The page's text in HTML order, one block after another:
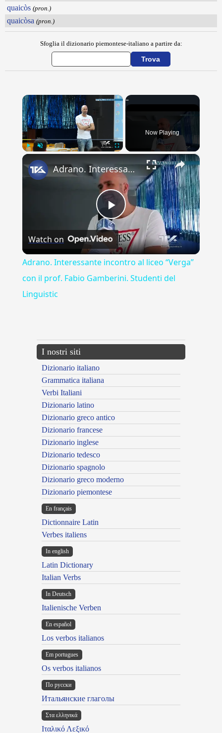
quaicòs (pron.)
quaicòsa (pron.)
Sfoglia il dizionario piemontese-italiano a partire da:
×
Now Playing
×
Play
Video
Adrano. Interessante incontro al liceo “Verga” con il prof. Fabio Gamberini. Studenti del Linguistic
Watch on
Adrano. Interessante incontro al liceo “Verga”
con il prof. Fabio Gamberini. Studenti del
Linguistic
I nostri siti
Dizionario italiano
Grammatica italiana
Verbi Italiani
Dizionario latino
Dizionario greco antico
Dizionario francese
Dizionario inglese
Dizionario tedesco
Dizionario spagnolo
Dizionario greco moderno
Dizionario piemontese
En français
Dictionnaire Latin
Verbes italiens
In english
Latin Dictionary
Italian Verbs
In Deutsch
Italienische Verben
En español
Los verbos italianos
Em portugues
Os verbos italianos
По русски
Итальянские глаголы
Στα ελληνικά
Ιταλικό Λεξικό